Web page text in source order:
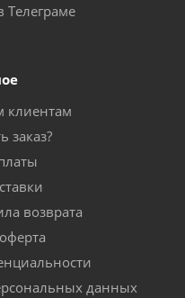
Телеграме
клиентам
заказ?
возврата
данных